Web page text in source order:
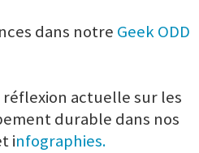
dans notre Geek ODD
actuelle sur les
durable dans nos
infographies.